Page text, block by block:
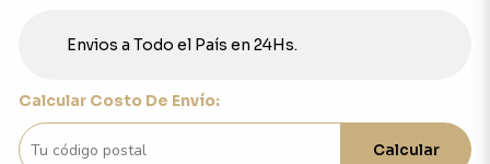
Envios a Todo el País en 24Hs.
Calcular Costo De Envío:
Calcular